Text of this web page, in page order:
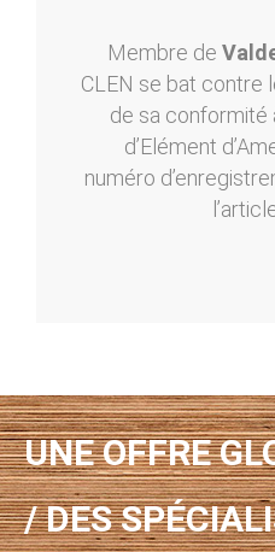
Membre de
CLEN se bat contre
de sa conformité
d’Elément
numéro
UNE OFFRE
/ DES